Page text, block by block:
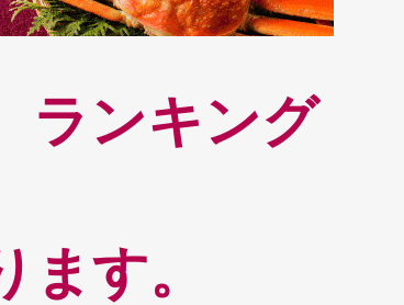
ランキング
す。